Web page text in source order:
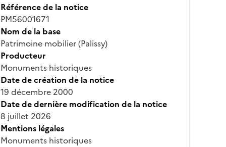
Référence de la notice
PM56001671
Nom de la base
Patrimoine mobilier (Palissy)
Producteur
Monuments historiques
Date de création de la notice
19 décembre 2000
Date de dernière modification de la notice
8 juillet 2026
Mentions légales
Monuments historiques